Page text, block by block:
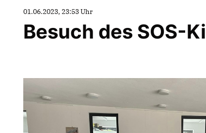
01.06.2023, 23:53 Uhr
Besuch des SOS-